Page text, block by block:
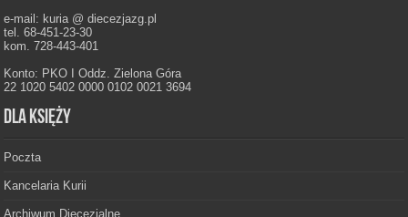
e-mail: kuria @ diecezjazg.pl
tel. 68-451-23-30
kom. 728-443-401
Konto: PKO I Oddz. Zielona Góra
22 1020 5402 0000 0102 0021 3694
Dla księży
Poczta
Kancelaria Kurii
Archiwum Diecezjalne